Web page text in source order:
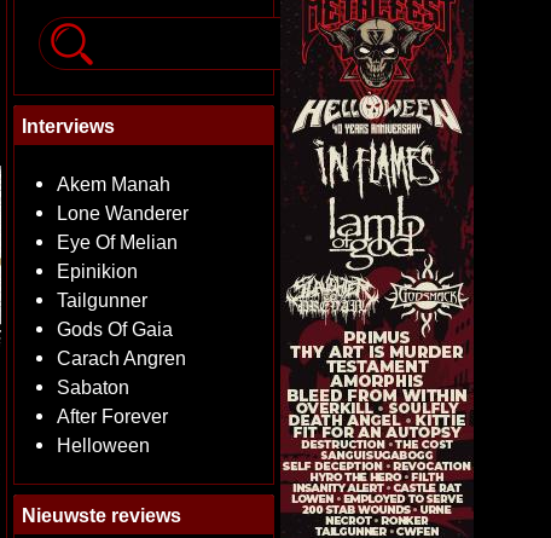
Interviews
Akem Manah
Lone Wanderer
Eye Of Melian
Epinikion
Tailgunner
Gods Of Gaia
Carach Angren
Sabaton
After Forever
Helloween
Nieuwste reviews